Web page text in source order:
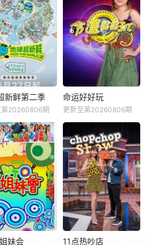
新鲜第二季
第20260806期
命运好好玩
更新至第20260806期
妹会 11点热吵店